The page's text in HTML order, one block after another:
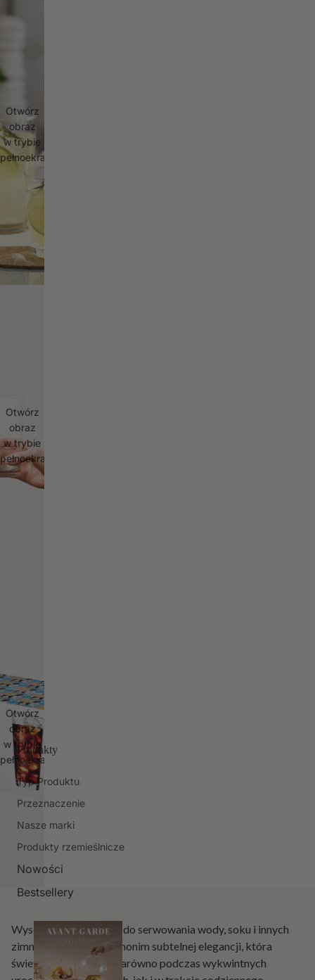
Produkty
Typ Produktu
Przeznaczenie
Nasze marki
Produkty rzemieślnicze
Nowości
Bestsellery
Otwórz
obraz
w trybie
pełnoekranowym
Otwórz
obraz
w trybie
pełnoekranowym
Otwórz
obraz
w trybie
pełnoekranowym
Wysokie szklanki Pure do serwowania wody, soku i innych
zimnych napojów to synonim subtelnej elegancji, która
świetnie sprawdzi się zarówno podczas wykwintnych